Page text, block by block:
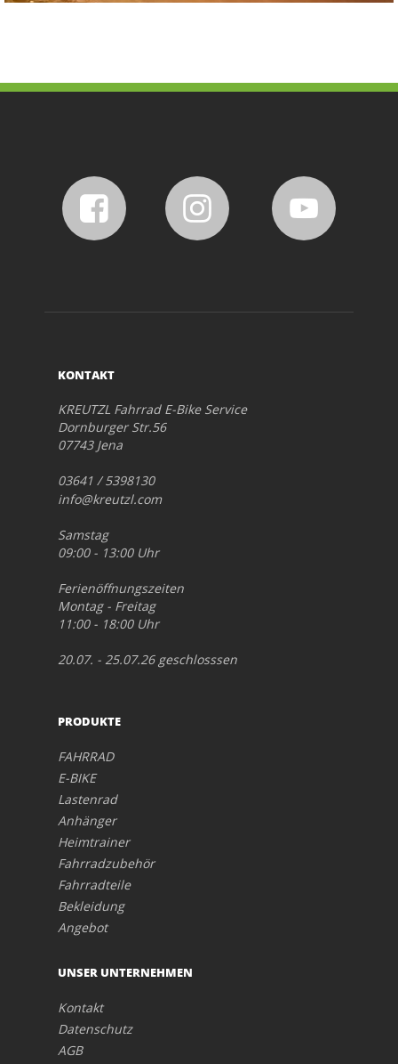
KONTAKT
KREUTZL Fahrrad E-Bike Service
Dornburger Str.56
07743 Jena
03641 / 5398130
info@kreutzl.com
Samstag
09:00 - 13:00 Uhr
Ferienöffnungszeiten
Montag - Freitag
11:00 - 18:00 Uhr
20.07. - 25.07.26 geschlosssen
PRODUKTE
FAHRRAD
E-BIKE
Lastenrad
Anhänger
Heimtrainer
Fahrradzubehör
Fahrradteile
Bekleidung
Angebot
UNSER UNTERNEHMEN
Kontakt
Datenschutz
AGB